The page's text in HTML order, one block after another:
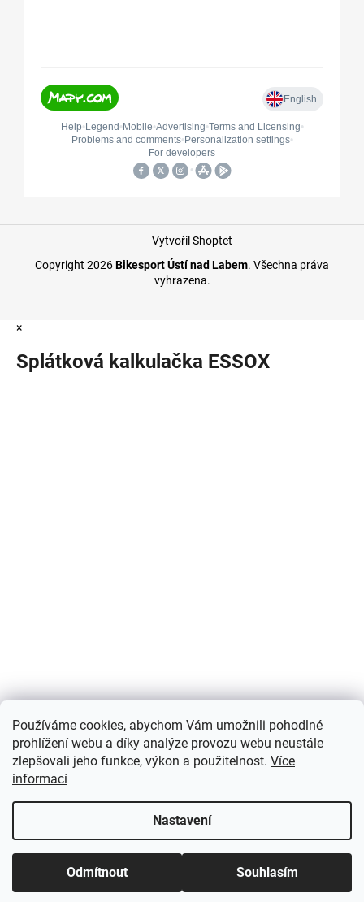
Používáme cookies, abychom Vám umožnili pohodlné
prohlížení webu a díky analýze provozu webu neustále
zlepšovali jeho funkce, výkon a použitelnost. Více
informací
Nastavení
Odmítnout Souhlasím
Vytvořil Shoptet
Copyright 2026Bikesport Ústí nad Labem. Všechna práva
vyhrazena.
×
Splátková kalkulačka ESSOX